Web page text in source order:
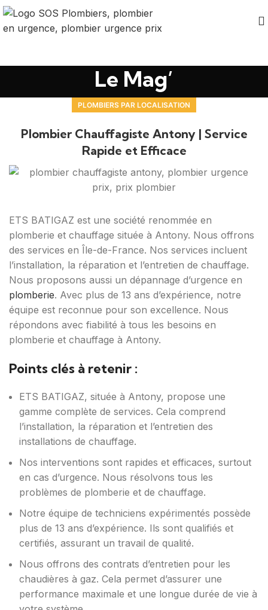
Le Mag’
PLOMBIERS PAR LOCALISATION
Plombier Chauffagiste Antony | Service
Rapide et Efficace
ETS BATIGAZ est une société renommée en
plomberie et chauffage située à Antony. Nous offrons
des services en Île-de-France. Nos services incluent
l’installation, la réparation et l’entretien de chauffage.
Nous proposons aussi un dépannage d’urgence en
plomberie. Avec plus de 13 ans d’expérience, notre
équipe est reconnue pour son excellence. Nous
répondons avec fiabilité à tous les besoins en
plomberie et chauffage à Antony.
Points clés à retenir :
ETS BATIGAZ, située à Antony, propose une
gamme complète de services. Cela comprend
l’installation, la réparation et l’entretien des
installations de chauffage.
Nos interventions sont rapides et efficaces, surtout
en cas d’urgence. Nous résolvons tous les
problèmes de plomberie et de chauffage.
Notre équipe de techniciens expérimentés possède
plus de 13 ans d’expérience. Ils sont qualifiés et
certifiés, assurant un travail de qualité.
Nous offrons des contrats d’entretien pour les
chaudières à gaz. Cela permet d’assurer une
performance maximale et une longue durée de vie à